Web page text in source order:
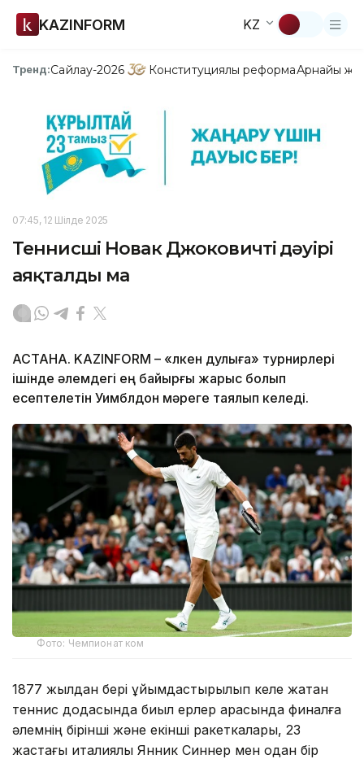
KAZINFORM KZ
Тренд:Сайлау-2026 Конституциялық реформаАрнайы
07:45, 12 Шілде 2025
Теннисші Новак Джоковичтің дәуірі
аяқталды ма
АСТАНА. KAZINFORM – «Үлкен дулыға» турнирлері
ішінде әлемдегі ең байырғы жарыс болып
есептелетін Уимблдон мәреге таялып келеді.
Фото: Чемпионат ком
1877 жылдан бері ұйымдастырылып келе жатқан
теннис додасында биыл ерлер арасында финалға
әлемнің бірінші және екінші ракеткалары, 23
жастағы италиялық Янник Синнер мен одан бір